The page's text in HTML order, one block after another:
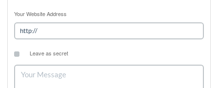
Your Website Address
Leave as secret